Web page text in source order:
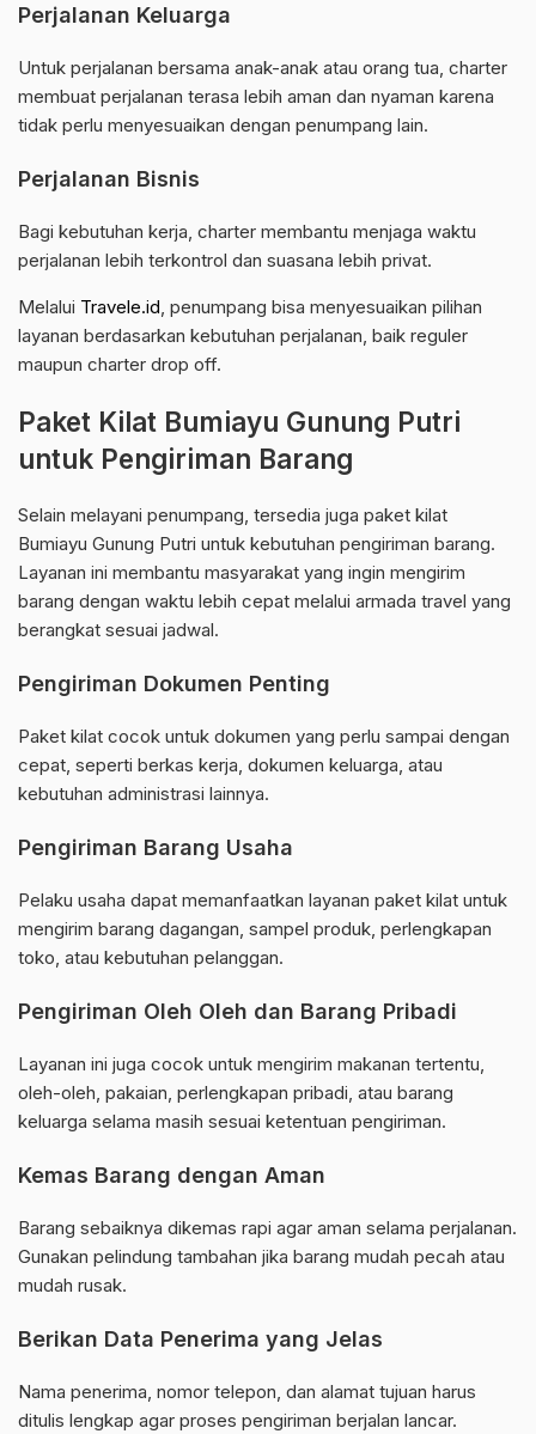
Perjalanan Keluarga
Untuk perjalanan bersama anak-anak atau orang tua, charter
membuat perjalanan terasa lebih aman dan nyaman karena
tidak perlu menyesuaikan dengan penumpang lain.
Perjalanan Bisnis
Bagi kebutuhan kerja, charter membantu menjaga waktu
perjalanan lebih terkontrol dan suasana lebih privat.
Melalui Travele.id, penumpang bisa menyesuaikan pilihan
layanan berdasarkan kebutuhan perjalanan, baik reguler
maupun charter drop off.
Paket Kilat Bumiayu Gunung Putri
untuk Pengiriman Barang
Selain melayani penumpang, tersedia juga paket kilat
Bumiayu Gunung Putri untuk kebutuhan pengiriman barang.
Layanan ini membantu masyarakat yang ingin mengirim
barang dengan waktu lebih cepat melalui armada travel yang
berangkat sesuai jadwal.
Pengiriman Dokumen Penting
Paket kilat cocok untuk dokumen yang perlu sampai dengan
cepat, seperti berkas kerja, dokumen keluarga, atau
kebutuhan administrasi lainnya.
Pengiriman Barang Usaha
Pelaku usaha dapat memanfaatkan layanan paket kilat untuk
mengirim barang dagangan, sampel produk, perlengkapan
toko, atau kebutuhan pelanggan.
Pengiriman Oleh Oleh dan Barang Pribadi
Layanan ini juga cocok untuk mengirim makanan tertentu,
oleh-oleh, pakaian, perlengkapan pribadi, atau barang
keluarga selama masih sesuai ketentuan pengiriman.
Kemas Barang dengan Aman
Barang sebaiknya dikemas rapi agar aman selama perjalanan.
Gunakan pelindung tambahan jika barang mudah pecah atau
mudah rusak.
Berikan Data Penerima yang Jelas
Nama penerima, nomor telepon, dan alamat tujuan harus
ditulis lengkap agar proses pengiriman berjalan lancar.